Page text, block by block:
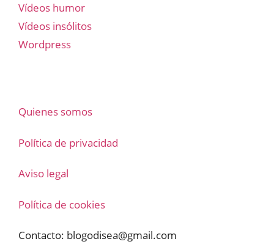
Vídeos humor
Vídeos insólitos
Wordpress
Quienes somos
Política de privacidad
Aviso legal
Política de cookies
Contacto: blogodisea@gmail.com